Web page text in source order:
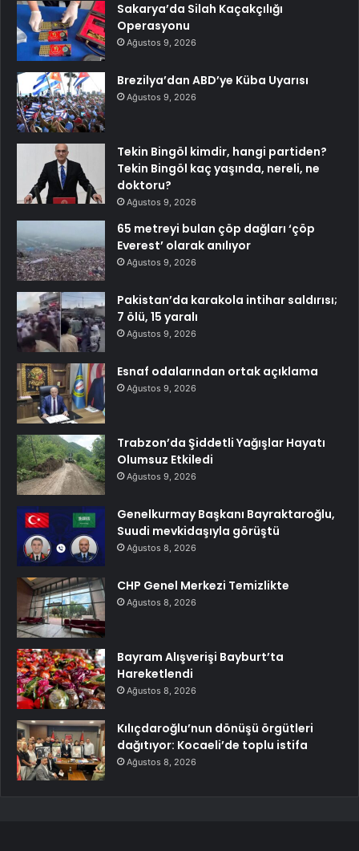
Sakarya’da Silah Kaçakçılığı
Operasyonu
Ağustos 9, 2026
Brezilya’dan ABD’ye Küba Uyarısı
Ağustos 9, 2026
Tekin Bingöl kimdir, hangi partiden?
Tekin Bingöl kaç yaşında, nereli, ne
doktoru?
Ağustos 9, 2026
65 metreyi bulan çöp dağları ‘çöp
Everest’ olarak anılıyor
Ağustos 9, 2026
Pakistan’da karakola intihar saldırısı;
7 ölü, 15 yaralı
Ağustos 9, 2026
Esnaf odalarından ortak açıklama
Ağustos 9, 2026
Trabzon’da Şiddetli Yağışlar Hayatı
Olumsuz Etkiledi
Ağustos 9, 2026
Genelkurmay Başkanı Bayraktaroğlu,
Suudi mevkidaşıyla görüştü
Ağustos 8, 2026
CHP Genel Merkezi Temizlikte
Ağustos 8, 2026
Bayram Alışverişi Bayburt’ta
Hareketlendi
Ağustos 8, 2026
Kılıçdaroğlu’nun dönüşü örgütleri
dağıtıyor: Kocaeli’de toplu istifa
Ağustos 8, 2026